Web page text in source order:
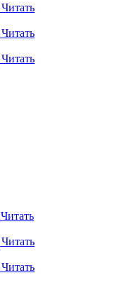
Читать
Читать
Читать
Читать
Читать
Читать